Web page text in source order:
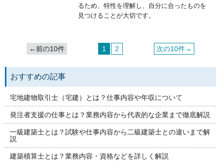
るため、特性を理解し、自分に合ったものを
見つけることが大切です。
←前の10件 1 2 次の10件→
おすすめの記事
宅地建物取引士（宅建）とは？仕事内容や年収について
発注者支援の仕事とは？業務内容から代表的な企業まで徹底解説
一級建築士とは？試験や仕事内容から二級建築士との違いまで解
説
建築積算士とは？業務内容・資格などを詳しく解説